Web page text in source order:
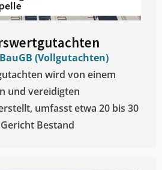
(Vollgutachten)
wird von einem
und vereidigten
umfasst etwa 20 bis 30
Bestand